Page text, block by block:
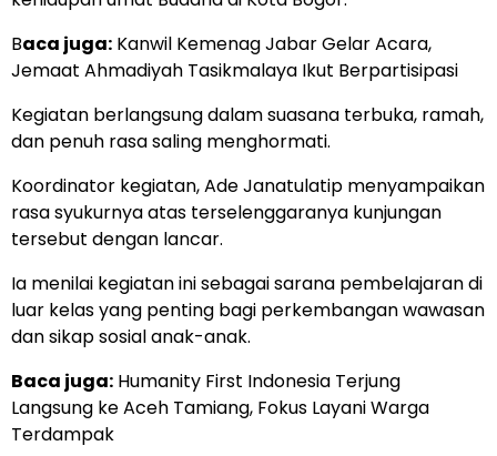
Baca juga: Kanwil Kemenag Jabar Gelar Acara,
Jemaat Ahmadiyah Tasikmalaya Ikut Berpartisipasi
Kegiatan berlangsung dalam suasana terbuka, ramah,
dan penuh rasa saling menghormati.
Koordinator kegiatan, Ade Janatulatip menyampaikan
rasa syukurnya atas terselenggaranya kunjungan
tersebut dengan lancar.
Ia menilai kegiatan ini sebagai sarana pembelajaran di
luar kelas yang penting bagi perkembangan wawasan
dan sikap sosial anak-anak.
Baca juga: Humanity First Indonesia Terjung
Langsung ke Aceh Tamiang, Fokus Layani Warga
Terdampak